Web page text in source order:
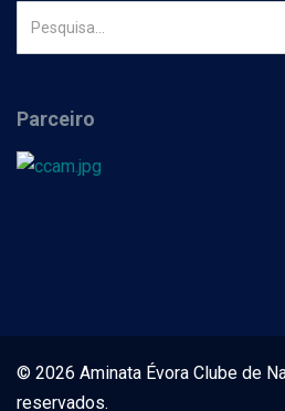
Parceiro
© 2026 Aminata Évora Clube de
reservados.